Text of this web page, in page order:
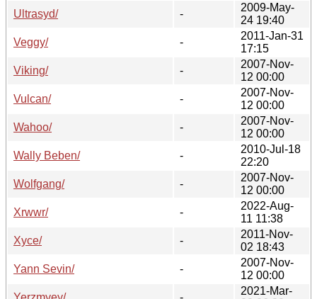
Ultrasyd/
-
2009-May-
24 19:40
Veggy/
-
2011-Jan-31
17:15
Viking/
-
2007-Nov-
12 00:00
Vulcan/
-
2007-Nov-
12 00:00
Wahoo/
-
2007-Nov-
12 00:00
Wally Beben/
-
2010-Jul-18
22:20
Wolfgang/
-
2007-Nov-
12 00:00
Xrwwr/
-
2022-Aug-
11 11:38
Xyce/
-
2011-Nov-
02 18:43
Yann Sevin/
-
2007-Nov-
12 00:00
2021-Mar-